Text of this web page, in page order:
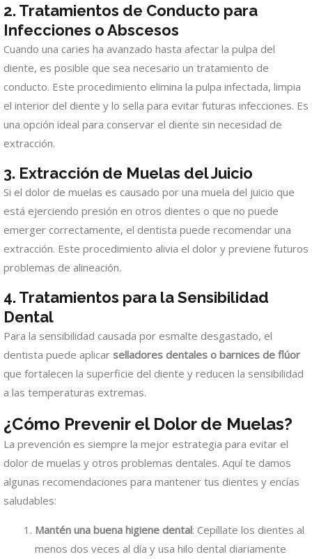
2. Tratamientos de Conducto para
Infecciones o Abscesos
Cuando una caries ha avanzado hasta afectar la pulpa del
diente, es posible que sea necesario un tratamiento de
conducto. Este procedimiento elimina la pulpa infectada, limpia
el interior del diente y lo sella para evitar futuras infecciones. Es
una opción ideal para conservar el diente sin necesidad de
extracción.
3. Extracción de Muelas del Juicio
Si el dolor de muelas es causado por una muela del juicio que
está ejerciendo presión en otros dientes o que no puede
emerger correctamente, el dentista puede recomendar una
extracción. Este procedimiento alivia el dolor y previene futuros
problemas de alineación.
4. Tratamientos para la Sensibilidad
Dental
Para la sensibilidad causada por esmalte desgastado, el
dentista puede aplicar selladores dentales o barnices de flúor
que fortalecen la superficie del diente y reducen la sensibilidad
a las temperaturas extremas.
¿Cómo Prevenir el Dolor de Muelas?
La prevención es siempre la mejor estrategia para evitar el
dolor de muelas y otros problemas dentales. Aquí te damos
algunas recomendaciones para mantener tus dientes y encías
saludables:
Mantén una buena higiene dental: Cepíllate los dientes al
menos dos veces al día y usa hilo dental diariamente